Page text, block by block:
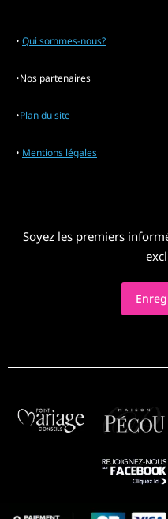
• Qui sommes-nous?
•Nos partenaires
•Plan du site
• Mentions légales
Soyez les premiers